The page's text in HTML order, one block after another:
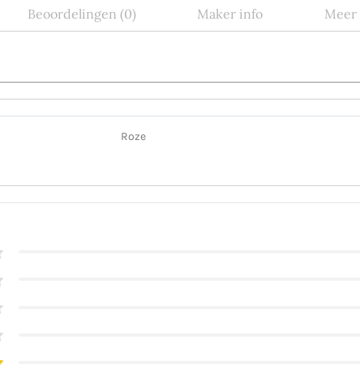
Beoordelingen (0) Maker info
Roze